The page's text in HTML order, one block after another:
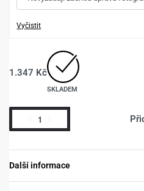
Vyčistit
1.347 Kč
SKLADEM
Další informace